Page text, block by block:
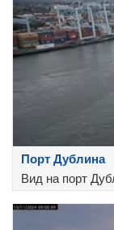
Порт Дублина
Вид на порт